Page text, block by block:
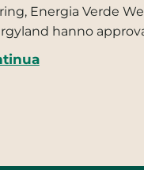
Energia Verde
hanno